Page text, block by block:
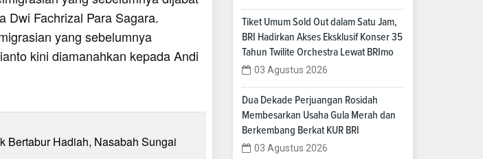
Dwi Fachrizal Para Sagara.
yang sebelumnya
kini diamanahkan kepada Andi
Bertabur Hadiah, Nasabah Sungai
Tiket Umum Sold Out dalam Satu Jam,
BRI Hadirkan Akses Eksklusif Konser 35
Tahun Twilite Orchestra Lewat BRImo
03 Agustus 2026
Dua Dekade Perjuangan Rosidah
Membesarkan Usaha Gula Merah dan
Berkembang Berkat KUR BRI
03 Agustus 2026